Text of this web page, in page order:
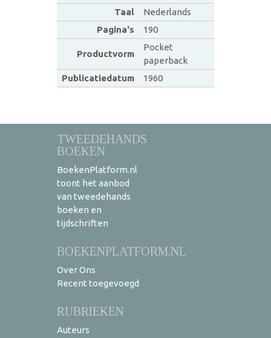
Taal
Nederlands
Pagina's
190
Productvorm
Pocket
paperback
Publicatiedatum
1960
TWEEDEHANDS
BOEKEN
BoekenPlatform.nl
toont het aanbod
van tweedehands
boeken en
tijdschriften
BOEKENPLATFORM.NL
Over Ons
Recent toegevoegd
RUBRIEKEN
Auteurs